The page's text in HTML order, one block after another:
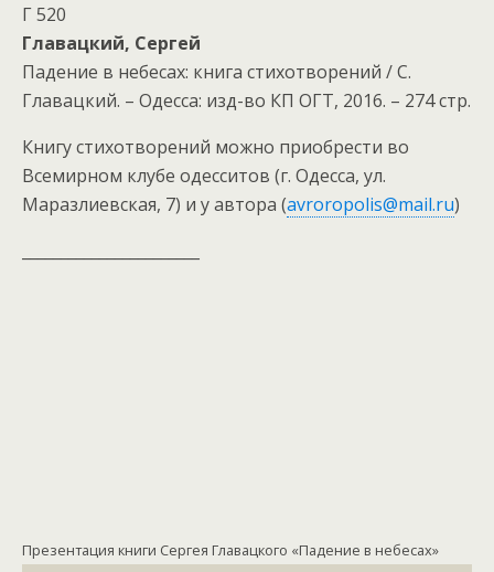
Г 520
Главацкий, Сергей
Падение в небесах: книга стихотворений / С.
Главацкий. – Одесса: изд-во КП ОГТ, 2016. – 274 стр.
Книгу стихотворений можно приобрести во
Всемирном клубе одесситов (г. Одесса, ул.
Маразлиевская, 7) и у автора (avroropolis@mail.ru)
Презентация книги Сергея Главацкого «Падение в небесах»